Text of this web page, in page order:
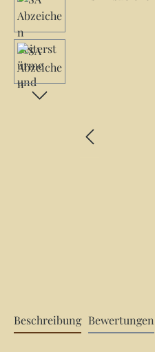
Beschreibung Bewertungen